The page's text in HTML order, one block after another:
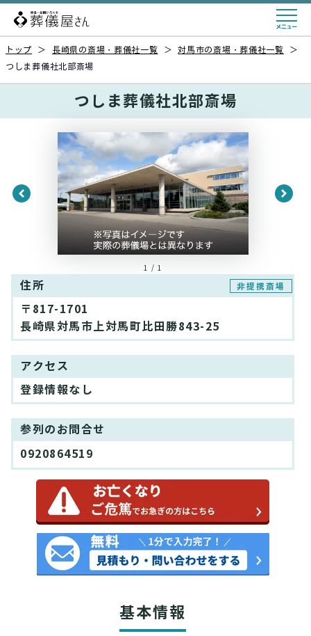
トップ ＞ 長崎県の斎場・葬儀社一覧 ＞ 対馬市の斎場・葬儀社一覧
＞
つしま葬儀社北部斎場
つしま葬儀社北部斎場
1 / 1
住所 非提携斎場
〒817-1701
長崎県対馬市上対馬町比田勝843-25
アクセス
登録情報なし
参列のお問合せ
0920864519
基本情報